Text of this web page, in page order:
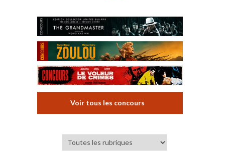
Voir tous les concours